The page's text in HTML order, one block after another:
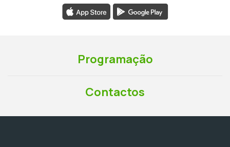
Programação
Contactos